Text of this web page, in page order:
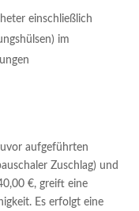
einschließlich
im
aufgeführten
Zuschlag) und
€, greift eine
Es erfolgt eine